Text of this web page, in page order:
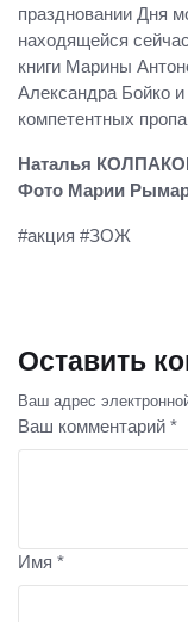
праздновании Дня
находящейся
книги Марины
Александра Бойко
компетентных
Наталья
Фото Марии
#акция #ЗОЖ
Оставить
Ваш адрес
Ваш комментарий *
Имя *